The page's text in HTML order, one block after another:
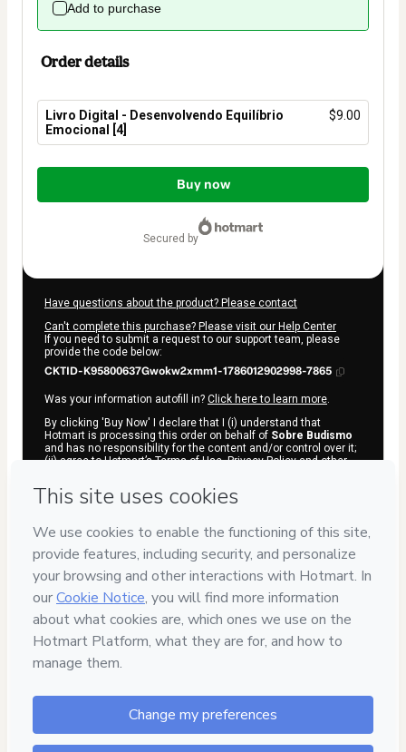
Add to purchase
Order details
Livro Digital - Desenvolvendo Equilíbrio
Emocional [4]
$9.00
Total
$9.00
Buy now
secured by
Have questions about the product? Please contact
Can't complete this purchase? Please visit our Help Center
If you need to submit a request to our support team, please
provide the code below:
CKTID-K95800637Gwokw2xmm1-1786012902998-7865
Was your information autofill in? Click here to learn more.
By clicking 'Buy Now' I declare that I (i) understand that
Hotmart is processing this order on behalf of Sobre Budismo
and has no responsibility for the content and/or control over it;
(ii) agree to Hotmart’sTerms of Use,Privacy Policyandother
accompanied by a legal guardian.
Hotmart ©2026- All rights reserved
2026-08-06T10:41:44.971Z
DIAS
7